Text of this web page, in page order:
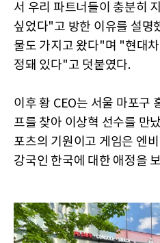
서 우리 파트너들이 충분히
싶었다"고 방한 이유를 설명
물도 가지고 왔다"며 "현대차
정돼 있다"고 덧붙였다.
이후 황 CEO는 서울 마포구
프를 찾아 이상혁 선수를 만
포츠의 기원이고 게임은 엔
강국인 한국에 대한 애정을